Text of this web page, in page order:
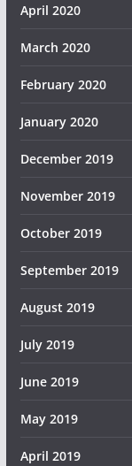
April 2020
March 2020
February 2020
January 2020
December 2019
November 2019
October 2019
September 2019
August 2019
July 2019
June 2019
May 2019
April 2019